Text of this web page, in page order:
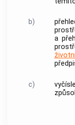
b)
a
c)